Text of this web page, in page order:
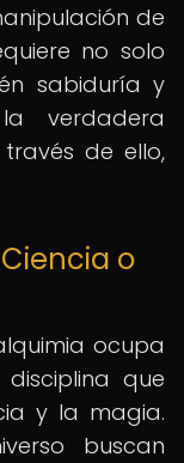
de
no solo
sabiduría y
verdadera
de ello,
o
ocupa
que
y la magia.
buscan